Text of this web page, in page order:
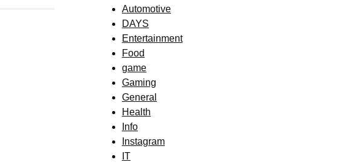
Automotive
DAYS
Entertainment
Food
game
Gaming
General
Health
Info
Instagram
IT